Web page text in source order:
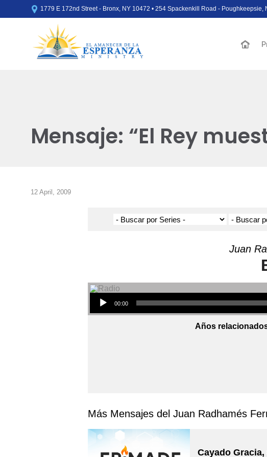
 1779 E 172nd Street - Bronx, NY 10472 • 254 Spackenkill Road - Poughkeepsie,
Mensaje: “El Rey
12 April, 2009
Juan
Audio Player
00:00
Años
Más Mensajes del Juan Radhamés
Cayado